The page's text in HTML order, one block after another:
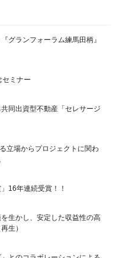
グランフォーラム練馬田柄』
ミナー
同出資型不動産「セレサージ
立場からプロジェクトに関わ
16年連続受賞！！
生かし、安定した収益性の高
生）